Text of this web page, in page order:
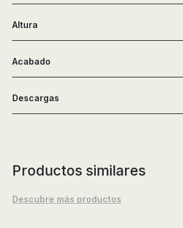
Altura
Acabado
Descargas
Productos similares
Descubre más productos